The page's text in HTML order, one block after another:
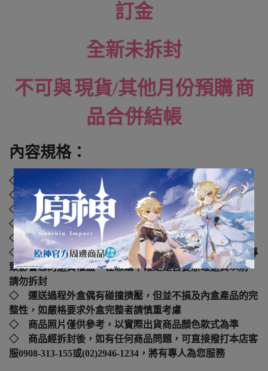
訂金
全新未拆封
不可與現貨/其他月份預購商
品合併結帳
內容規格：
◇ 品牌：
GOOD SMILE COMPANY (GSC)
◇ 材質：塑膠、聚苯乙烯、聚乙烯、聚丙烯
◇ 外盒尺寸：. cm
◇ 年齡：4歲以上
◇ 國際碼： 4545784015285
◇ 本產品如拆封或之後壓損後即無法恢復原狀，可能會導
致影響您的退貨權益，在您還不確定是否要辦理退貨以前，
請勿拆封
◇ 運送過程外盒偶有碰撞擠壓，但並不損及內盒產品的完
整性，如嚴格要求外盒完整者請慎重考慮
◇ 商品照片僅供參考，以實際出貨商品顏色款式為準
◇ 商品經拆封後，如有任何商品問題，可直接撥打本店客
服0908-313-155或(02)2946-1234，將有專人為您服務